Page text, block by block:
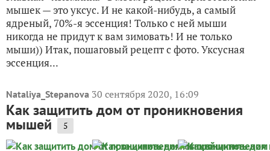
мышек — это уксус. И не какой-нибудь, а самый
ядреный, 70%-я эссенция! Только с ней мыши
никогда не придут к вам зимовать! И не только
мыши)) Итак, пошаговый рецепт с фото. Уксусная
эссенция...
Nataliya_Stepanova 30 сентября 2020, 16:09
Как защитить дом от проникновения
мышей 5